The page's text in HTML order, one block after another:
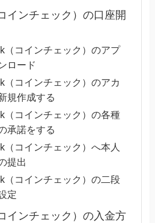
インチェック）の口座開
（コインチェック）のアプ
ロード
（コインチェック）のアカ
規作成する
（コインチェック）の各種
承諾をする
（コインチェック）へ本人
提出
（コインチェック）の二段
定
インチェック）の入金方